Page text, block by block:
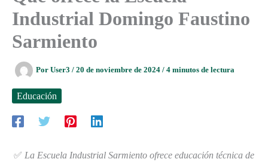
Industrial Domingo Faustino
Sarmiento
Por User3 / 20 de noviembre de 2024 / 4 minutos de lectura
Educación
✅ La Escuela Industrial Sarmiento ofrece educación técnica de